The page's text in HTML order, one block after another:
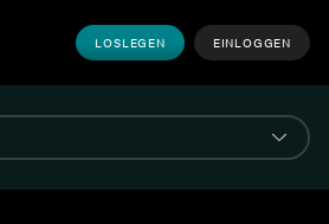
LOSLEGEN EINLOGGEN